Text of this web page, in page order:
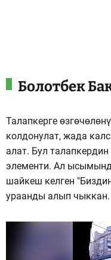
Болотбек
Талапкерге
колдонулат, жада
алат. Бул
элементи. Ал
шайкеш келген
ураанды алып чыккан.